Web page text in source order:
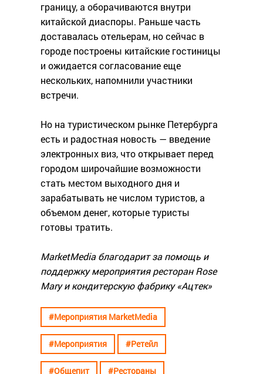
границу, а оборачиваются внутри
китайской диаспоры. Раньше часть
доставалась отельерам, но сейчас в
городе построены китайские гостиницы
и ожидается согласование еще
нескольких, напомнили участники
встречи.
Но на туристическом рынке Петербурга
есть и радостная новость — введение
электронных виз, что открывает перед
городом широчайшие возможности
стать местом выходного дня и
зарабатывать не числом туристов, а
объемом денег, которые туристы
готовы тратить.
MarketMedia благодарит за помощь и
поддержку мероприятия ресторан Rose
Mary и кондитерскую фабрику «Ацтек»
#Мероприятия MarketMedia
#Мероприятия #Ретейл
#Общепит #Рестораны